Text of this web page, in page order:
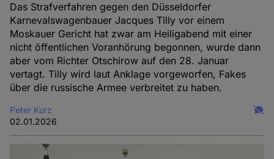
Das Strafverfahren gegen den Düsseldorfer
Karnevalswagenbauer Jacques Tilly vor einem
Moskauer Gericht hat zwar am Heiligabend mit einer
nicht öffentlichen Voranhörung begonnen, wurde dann
aber vom Richter Otschirow auf den 28. Januar
vertagt. Tilly wird laut Anklage vorgeworfen, Fakes
über die russische Armee verbreitet zu haben.
Peter Kurz
02.01.2026